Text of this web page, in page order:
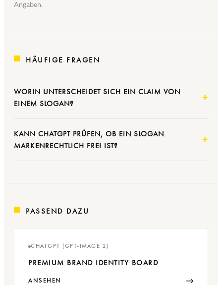
Angaben.
HÄUFIGE FRAGEN
WORIN UNTERSCHEIDET SICH EIN CLAIM VON
EINEM SLOGAN?
KANN CHATGPT PRÜFEN, OB EIN SLOGAN
MARKENRECHTLICH FREI IST?
PASSEND DAZU
CHATGPT (GPT-IMAGE 2)
PREMIUM BRAND IDENTITY BOARD
ANSEHEN →